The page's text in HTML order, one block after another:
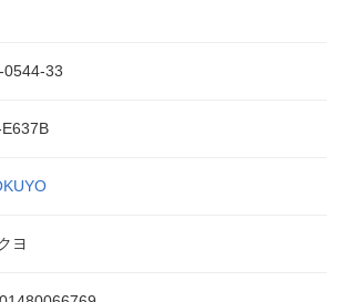
0544-33
ヨ